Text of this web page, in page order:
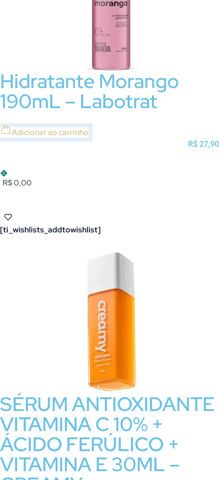
Hidratante Morango
190mL – Labotrat
Adicionar ao carrinho
R$ 27,90
R$ 0,00
[ti_wishlists_addtowishlist]
SÉRUM ANTIOXIDANTE
VITAMINA C 10% +
ÁCIDO FERÚLICO +
VITAMINA E 30ML –